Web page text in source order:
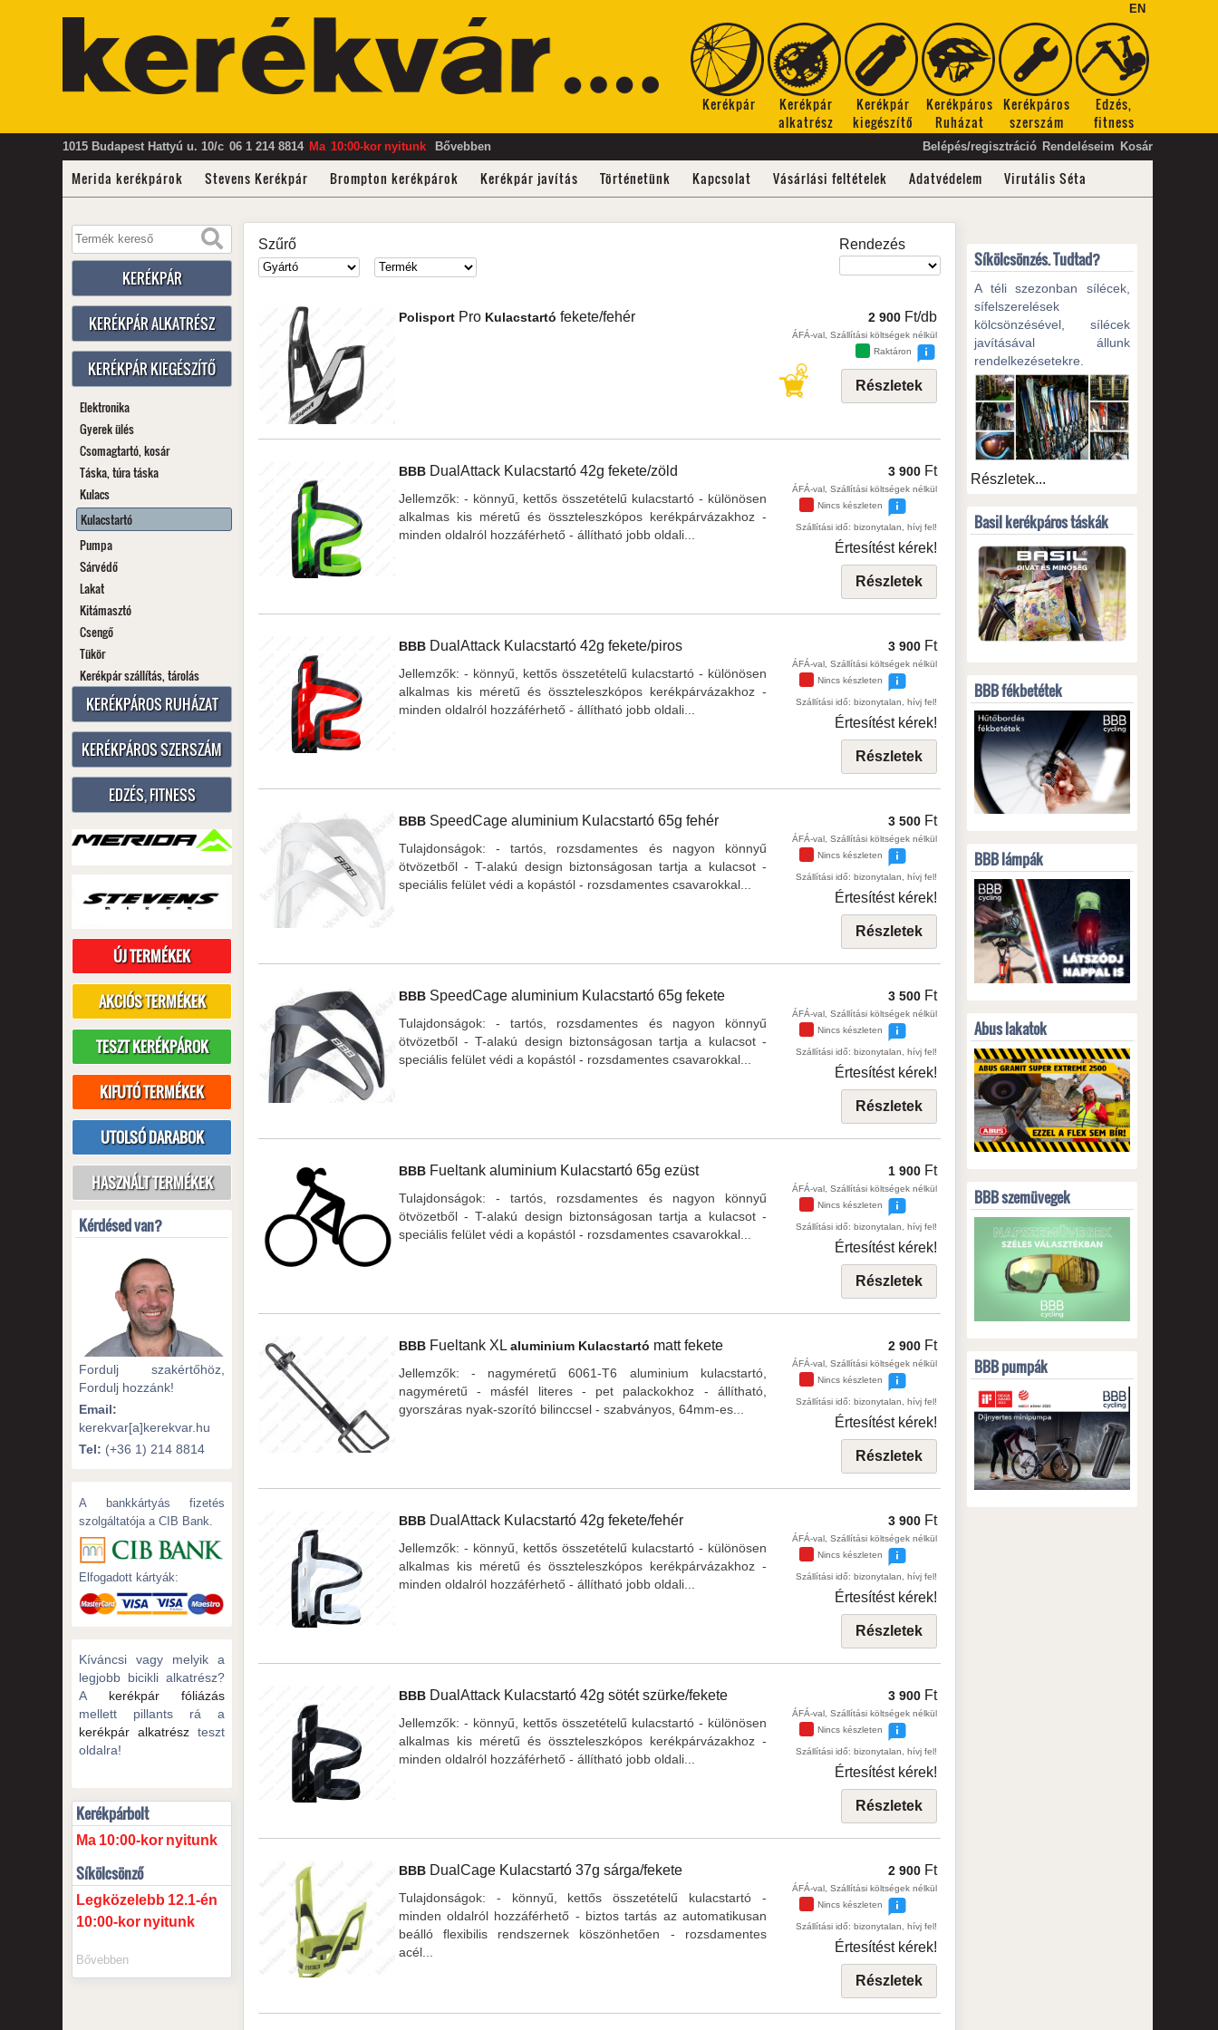
EN
Kerékpár
Kerékpár
alkatrész
Kerékpár
kiegészítő
Kerékpáros
Ruházat
Kerékpáros
szerszám
Edzés,
fitness
1015 Budapest Hattyú u. 10/c 06 1 214 8814 Ma 10:00-kor nyitunk Bővebben Belépés/regisztráció Rendeléseim Kosár
Merida kerékpárok Stevens Kerékpár Brompton kerékpárok Kerékpár javítás Történetünk Kapcsolat Vásárlási feltételek Adatvédelem Virutális Séta
KERÉKPÁR
KERÉKPÁR ALKATRÉSZ
KERÉKPÁR KIEGÉSZÍTŐ
Elektronika
Gyerek ülés
Csomagtartó, kosár
Táska, túra táska
Kulacs
Kulacstartó
Pumpa
Sárvédő
Lakat
Kitámasztó
Csengő
Tükör
Kerékpár szállítás, tárolás
KERÉKPÁROS RUHÁZAT
KERÉKPÁROS SZERSZÁM
EDZÉS, FITNESS
ÚJ TERMÉKEK
AKCIÓS TERMÉKEK
TESZT KERÉKPÁROK
KIFUTÓ TERMÉKEK
UTOLSÓ DARABOK
HASZNÁLT TERMÉKEK
Kérdésed van?
Fordulj szakértőhöz,
Fordulj hozzánk!
Email:
kerekvar[a]kerekvar.hu
Tel: (+36 1) 214 8814
A bankkártyás fizetés
szolgáltatója a CIB Bank.
Elfogadott kártyák:
Kíváncsi vagy melyik a
legjobb bicikli alkatrész?
A kerékpár fóliázás
mellett pillants rá a
kerékpár alkatrész teszt
oldalra!
Kerékpárbolt
Ma 10:00-kor nyitunk
Síkölcsönző
Legközelebb 12.1-én
10:00-kor nyitunk
Bővebben
Szűrő Rendezés
Polisport Pro Kulacstartó fekete/fehér 2 900 Ft/db
ÁFÁ-val, Szállítási költségek nélkül
Raktáron
Részletek
BBB DualAttack Kulacstartó 42g fekete/zöld
Jellemzők: - könnyű, kettős összetételű kulacstartó - különösen
alkalmas kis méretű és összteleszkópos kerékpárvázakhoz -
minden oldalról hozzáférhető - állítható jobb oldali...
3 900 Ft
ÁFÁ-val, Szállítási költségek nélkül
Nincs készleten
Szállítási idő: bizonytalan, hívj fel!
Értesítést kérek!
Részletek
BBB DualAttack Kulacstartó 42g fekete/piros
Jellemzők: - könnyű, kettős összetételű kulacstartó - különösen
alkalmas kis méretű és összteleszkópos kerékpárvázakhoz -
minden oldalról hozzáférhető - állítható jobb oldali...
3 900 Ft
ÁFÁ-val, Szállítási költségek nélkül
Nincs készleten
Szállítási idő: bizonytalan, hívj fel!
Értesítést kérek!
Részletek
BBB SpeedCage aluminium Kulacstartó 65g fehér
Tulajdonságok: - tartós, rozsdamentes és nagyon könnyű
ötvözetből - T-alakú design biztonságosan tartja a kulacsot -
speciális felület védi a kopástól - rozsdamentes csavarokkal...
3 500 Ft
ÁFÁ-val, Szállítási költségek nélkül
Nincs készleten
Szállítási idő: bizonytalan, hívj fel!
Értesítést kérek!
Részletek
BBB SpeedCage aluminium Kulacstartó 65g fekete
Tulajdonságok: - tartós, rozsdamentes és nagyon könnyű
ötvözetből - T-alakú design biztonságosan tartja a kulacsot -
speciális felület védi a kopástól - rozsdamentes csavarokkal...
3 500 Ft
ÁFÁ-val, Szállítási költségek nélkül
Nincs készleten
Szállítási idő: bizonytalan, hívj fel!
Értesítést kérek!
Részletek
BBB Fueltank aluminium Kulacstartó 65g ezüst
Tulajdonságok: - tartós, rozsdamentes és nagyon könnyű
ötvözetből - T-alakú design biztonságosan tartja a kulacsot -
speciális felület védi a kopástól - rozsdamentes csavarokkal...
1 900 Ft
ÁFÁ-val, Szállítási költségek nélkül
Nincs készleten
Szállítási idő: bizonytalan, hívj fel!
Értesítést kérek!
Részletek
BBB Fueltank XL aluminium Kulacstartó matt fekete
Jellemzők: - nagyméretű 6061-T6 aluminium kulacstartó,
nagyméretű - másfél literes - pet palackokhoz - állítható,
gyorszáras nyak-szorító bilinccsel - szabványos, 64mm-es...
2 900 Ft
ÁFÁ-val, Szállítási költségek nélkül
Nincs készleten
Szállítási idő: bizonytalan, hívj fel!
Értesítést kérek!
Részletek
BBB DualAttack Kulacstartó 42g fekete/fehér
Jellemzők: - könnyű, kettős összetételű kulacstartó - különösen
alkalmas kis méretű és összteleszkópos kerékpárvázakhoz -
minden oldalról hozzáférhető - állítható jobb oldali...
3 900 Ft
ÁFÁ-val, Szállítási költségek nélkül
Nincs készleten
Szállítási idő: bizonytalan, hívj fel!
Értesítést kérek!
Részletek
BBB DualAttack Kulacstartó 42g sötét szürke/fekete
Jellemzők: - könnyű, kettős összetételű kulacstartó - különösen
alkalmas kis méretű és összteleszkópos kerékpárvázakhoz -
minden oldalról hozzáférhető - állítható jobb oldali...
3 900 Ft
ÁFÁ-val, Szállítási költségek nélkül
Nincs készleten
Szállítási idő: bizonytalan, hívj fel!
Értesítést kérek!
Részletek
BBB DualCage Kulacstartó 37g sárga/fekete
Tulajdonságok: - könnyű, kettős összetételű kulacstartó -
minden oldalról hozzáférhető - biztos tartás az automatikusan
beálló flexibilis rendszernek köszönhetően - rozsdamentes
acél...
2 900 Ft
ÁFÁ-val, Szállítási költségek nélkül
Nincs készleten
Szállítási idő: bizonytalan, hívj fel!
Értesítést kérek!
Részletek
Síkölcsönzés. Tudtad?
A téli szezonban sílécek,
sífelszerelések
kölcsönzésével, sílécek
javításával állunk
rendelkezésetekre.
Részletek...
Basil kerékpáros táskák
BBB fékbetétek
BBB lámpák
Abus lakatok
BBB szemüvegek
BBB pumpák